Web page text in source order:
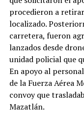
procedieron a
localizado.
carretera, fueron
lanzados desde
unidad policial que
En apoyo al
de la Fuerza Aérea
convoy que
Mazatlán.